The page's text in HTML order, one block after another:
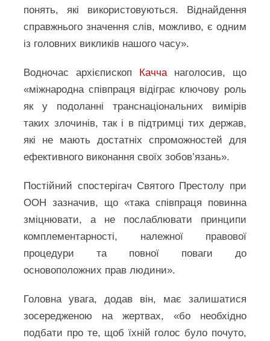
понять, які використовуються. Віднайдення
справжнього значення слів, можливо, є одним
із головних викликів нашого часу».
Водночас архієпископ Качча наголосив, що
«міжнародна співпраця відіграє ключову роль
як у подоланні транснаціональних вимірів
таких злочинів, так і в підтримці тих держав,
які не мають достатніх спроможностей для
ефективного виконання своїх зобов’язань».
Постійний спостерігач Святого Престолу при
ООН зазначив, що «така співпраця повинна
зміцнювати, а не послаблювати принципи
комплементарності, належної правової
процедури та повної поваги до
основоположних прав людини».
Головна увага, додав він, має залишатися
зосередженою на жертвах, «бо необхідно
подбати про те, щоб їхній голос було почуто,